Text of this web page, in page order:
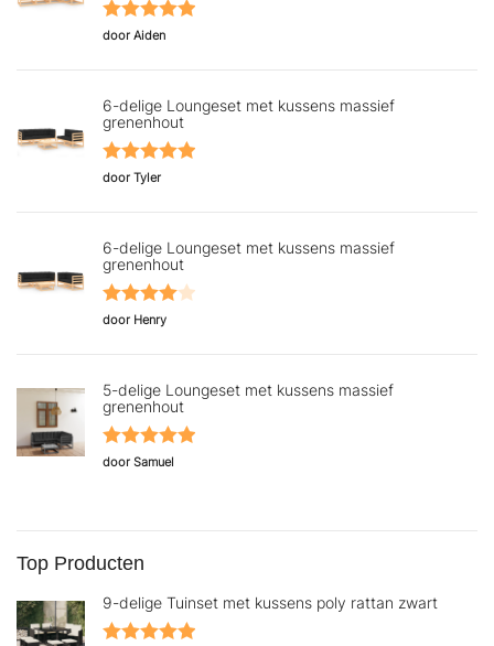
Gewaardeerd
door Aiden
6-delige Loungeset met kussens massief
grenenhout
Gewaardeerd
door Tyler
6-delige Loungeset met kussens massief
grenenhout
Gewaardeerd
door Henry
5-delige Loungeset met kussens massief
grenenhout
Gewaardeerd
door Samuel
Top Producten
9-delige Tuinset met kussens poly rattan zwart